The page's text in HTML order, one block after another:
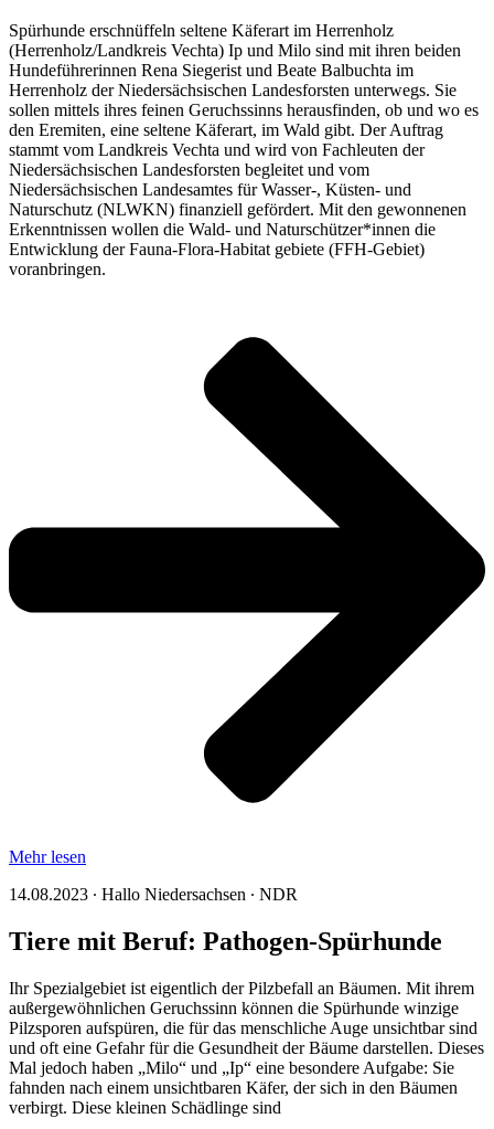
Spürhunde erschnüffeln seltene Käferart im Herrenholz
(Herrenholz/Landkreis Vechta) Ip und Milo sind mit ihren beiden
Hundeführerinnen Rena Siegerist und Beate Balbuchta im
Herrenholz der Niedersächsischen Landesforsten unterwegs. Sie
sollen mittels ihres feinen Geruchssinns herausfinden, ob und wo es
den Eremiten, eine seltene Käferart, im Wald gibt. Der Auftrag
stammt vom Landkreis Vechta und wird von Fachleuten der
Niedersächsischen Landesforsten begleitet und vom
Niedersächsischen Landesamtes für Wasser-, Küsten- und
Naturschutz (NLWKN) finanziell gefördert. Mit den gewonnenen
Erkenntnissen wollen die Wald- und Naturschützer*innen die
Entwicklung der Fauna-Flora-Habitat gebiete (FFH-Gebiet)
voranbringen.
Mehr lesen
14.08.2023 ∙ Hallo Niedersachsen ∙ NDR
Tiere mit Beruf: Pathogen-Spürhunde
Ihr Spezialgebiet ist eigentlich der Pilzbefall an Bäumen. Mit ihrem
außergewöhnlichen Geruchssinn können die Spürhunde winzige
Pilzsporen aufspüren, die für das menschliche Auge unsichtbar sind
und oft eine Gefahr für die Gesundheit der Bäume darstellen. Dieses
Mal jedoch haben „Milo“ und „Ip“ eine besondere Aufgabe: Sie
fahnden nach einem unsichtbaren Käfer, der sich in den Bäumen
verbirgt. Diese kleinen Schädlinge sind